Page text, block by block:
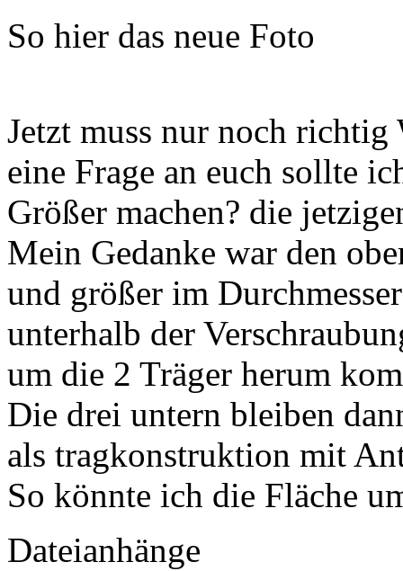
So hier das neue Foto
Jetzt muss nur noch
eine Frage an euch sollte
Größer machen? die
Mein Gedanke war den
und größer im
unterhalb der
um die 2 Träger herum
Die drei untern bleiben
als tragkonstruktion mit
So könnte ich die Fläche
Dateianhänge